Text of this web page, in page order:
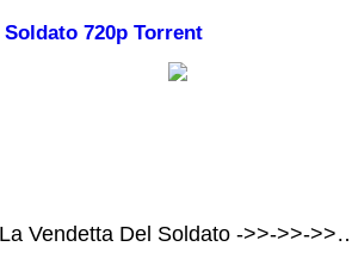
720p Torrent
La Vendetta Del Soldato ->>->>-